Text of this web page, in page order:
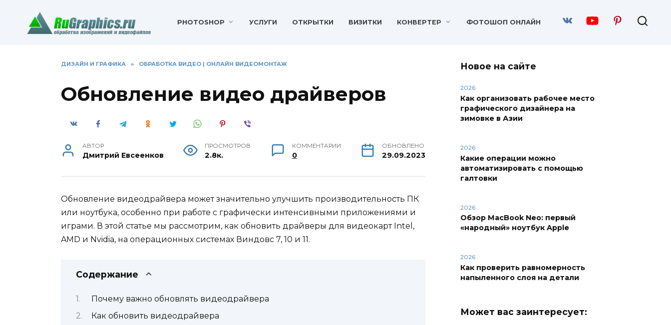
содержанию
PHOTOSHOP УСЛУГИ ОТКРЫТКИ ВИЗИТКИ КОНВЕРТЕР ФОТОШОП ОНЛАЙН
ДИЗАЙН И ГРАФИКА » ОБРАБОТКА ВИДЕО | ОНЛАЙН ВИДЕОМОНТАЖ
Обновление видео драйверов
АВТОР
Дмитрий Евсеенков
ПРОСМОТРОВ
2.8к.
КОММЕНТАРИИ
0
ОБНОВЛЕНО
29.09.2023
Обновление видеодрайвера может значительно улучшить производительность ПК
или ноутбука, особенно при работе с графически интенсивными приложениями и
играми. В этой статье мы рассмотрим, как обновить драйверы для видеокарт Intel,
AMD и Nvidia, на операционных системах Виндовс 7, 10 и 11.
Содержание
Почему важно обновлять видеодрайвера
Как обновить видеодрайвера
Новое на сайте
2026
Как организовать рабочее место
графического дизайнера на
зимовке в Азии
2026
Какие операции можно
автоматизировать с помощью
галтовки
2026
Обзор MacBook Neo: первый
«народный» ноутбук Apple
2026
Как проверить равномерность
напыленного слоя на детали
Может вас заинтересует: